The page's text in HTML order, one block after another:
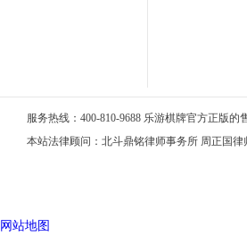
服务热线：400-810-9688 乐游棋牌官方正版的
本站法律顾问：北斗鼎铭律师事务所 周正国律
网站地图